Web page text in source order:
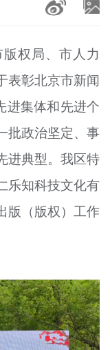
+
+
权局、市人力
表彰北京市新闻
进集体和先进个
批政治坚定、事
进典型。我区特
乐知科技文化有
版（版权）工作